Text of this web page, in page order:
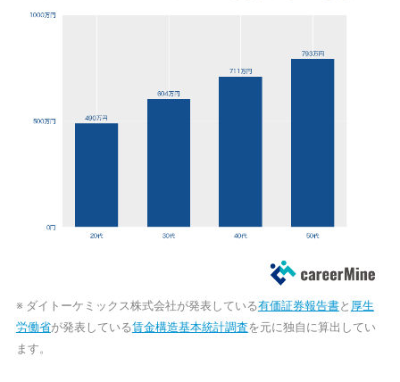
※ ダイトーケミックス株式会社が発表している有価証券報告書と 厚生
労働省が発表している賃金構造基本統計調査を元に独自に算出してい
ます。